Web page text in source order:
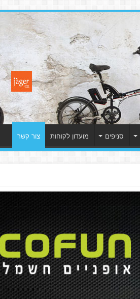
סניפים מועדון לקוחות צור קשר